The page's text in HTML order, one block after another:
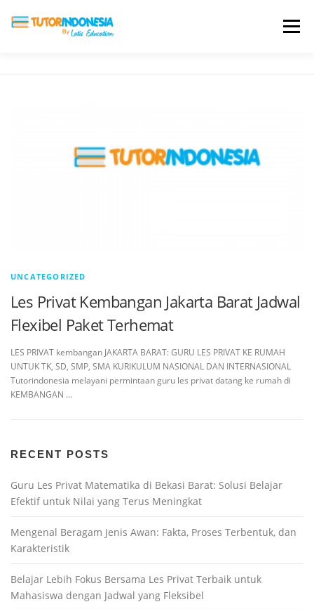
Menu
UNCATEGORIZED
Les Privat Kembangan Jakarta Barat Jadwal
Flexibel Paket Terhemat
LES PRIVAT kembangan JAKARTA BARAT: GURU LES PRIVAT KE RUMAH
UNTUK TK, SD, SMP, SMA KURIKULUM NASIONAL DAN INTERNASIONAL
Tutorindonesia melayani permintaan guru les privat datang ke rumah di
KEMBANGAN …
RECENT POSTS
Guru Les Privat Matematika di Bekasi Barat: Solusi Belajar
Efektif untuk Nilai yang Terus Meningkat
Mengenal Beragam Jenis Awan: Fakta, Proses Terbentuk, dan
Karakteristik
Belajar Lebih Fokus Bersama Les Privat Terbaik untuk
Mahasiswa dengan Jadwal yang Fleksibel